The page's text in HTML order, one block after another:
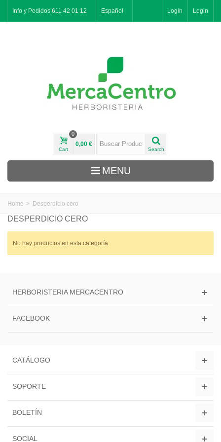
Login
Info y Pedidos 611 42 01 12 Español Login
Cart
0
0,00 €
Search
MENU
Suravitasan
Home > Desperdicio cero
DESPERDICIO CERO
No hay productos en esta categoría
HERBORISTERIA MERCACENTRO
FACEBOOK
CATÁLOGO
SOPORTE
BOLETÍN
SOCIAL